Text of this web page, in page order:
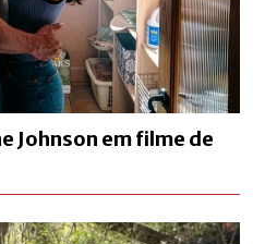
Johnson em filme de